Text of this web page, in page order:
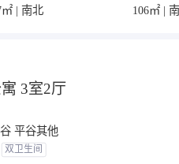
㎡ | 南北
106㎡ |
3室2厅
平谷其他
双卫生间